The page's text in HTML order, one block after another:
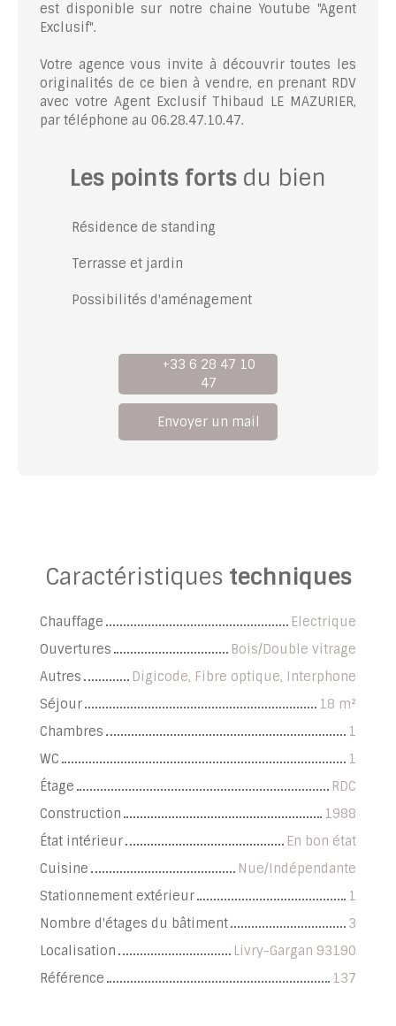
est disponible sur notre chaine Youtube "Agent
Exclusif".
Votre agence vous invite à découvrir toutes les
originalités de ce bien à vendre, en prenant RDV
avec votre Agent Exclusif Thibaud LE MAZURIER,
par téléphone au 06.28.47.10.47.
Les points forts du bien
Résidence de standing
Terrasse et jardin
Possibilités d'aménagement
+33 6 28 47 10
47
Envoyer un mail
Caractéristiques techniques
Chauffage
Electrique
Ouvertures
Bois/Double vitrage
Autres
Digicode, Fibre optique, Interphone
Séjour
18 m²
Chambres
1
WC
1
Étage
RDC
Construction
1988
État intérieur
En bon état
Cuisine
Nue/Indépendante
Stationnement extérieur
1
Nombre d'étages du bâtiment
3
Localisation
Livry-Gargan 93190
Référence
137